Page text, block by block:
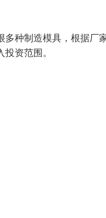
种制造模具，根据厂
资范围。